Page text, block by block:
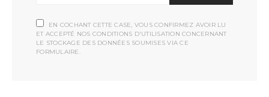
EN COCHANT CETTE CASE, VOUS CONFIRMEZ AVOIR LU
ET ACCEPTÉ NOS CONDITIONS D'UTILISATION CONCERNANT
LE STOCKAGE DES DONNÉES SOUMISES VIA CE
FORMULAIRE.